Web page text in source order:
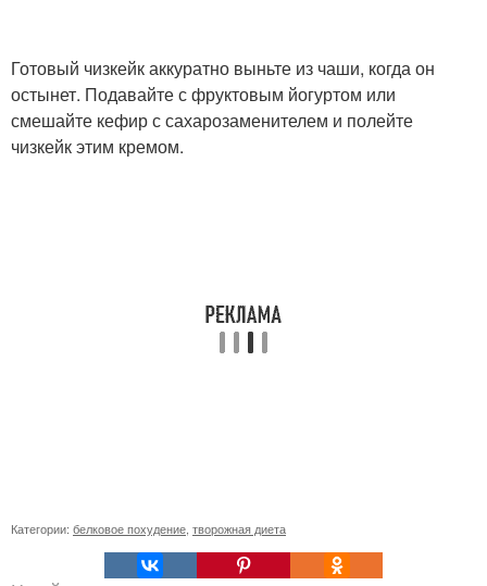
Готовый чизкейк аккуратно выньте из чаши, когда он
остынет. Подавайте с фруктовым йогуртом или
смешайте кефир с сахарозаменителем и полейте
чизкейк этим кремом.
Категории: белковое похудение творожная диета